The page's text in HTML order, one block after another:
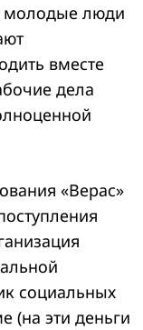
молодые люди
вместе
дела
«Верас»
социальных
(на эти деньги